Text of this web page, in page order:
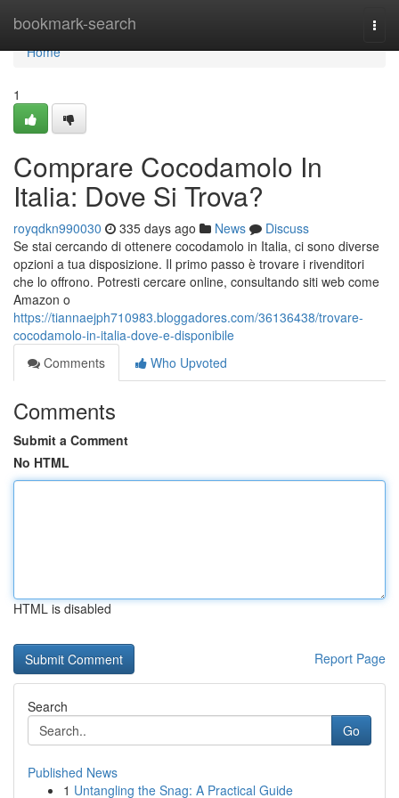
bookmark-search
Home
Home
1
Comprare Cocodamolo In
Italia: Dove Si Trova?
royqdkn990030 335 days ago News
Discuss
Se stai cercando di ottenere cocodamolo in Italia, ci sono diverse
opzioni a tua disposizione. Il primo passo è trovare i rivenditori
che lo offrono. Potresti cercare online, consultando siti web come
Amazon o
https://tiannaejph710983.bloggadores.com/36136438/trovare-
cocodamolo-in-italia-dove-e-disponibile
Comments
Who Upvoted
Comments
Submit a Comment
No HTML
HTML is disabled
Report Page
Search
Go
Published News
1 Untangling the Snag: A Practical Guide